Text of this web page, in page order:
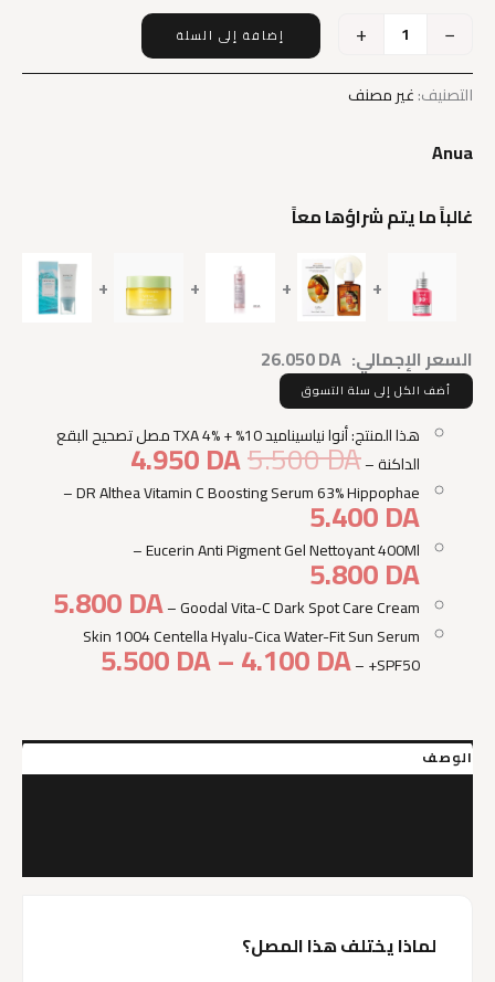
−
كمية
Anua
Niacinamide
10%
TXA
Spot
+ إضافة إلى السلة
التصنيف:غير مصنف
Anua
غالباً ما يتم شراؤها معاً
+
+
+
+
السعر الإجمالي: 26.050DA
أضف الكل إلى سلة التسوق
هذا المنتج: أنوا نياسيناميد 10% + TXA 4% مصل تصحيح البقع
الداكنة–
5.500DA السعر
الأصلي
هو:
4.950DA السعر
الحالي
هو:
DR Althea Vitamin C Boosting Serum 63% Hippophae
– 5.400DA
Eucerin Anti Pigment Gel Nettoyant 400Ml
– 5.800DA
Goodal Vita-C Dark Spot Care Cream
–
5.800DA
Skin 1004 Centella Hyalu-Cica Water-Fit Sun Serum
SPF50+
–
4.100DA
–
5.500DA نطاق
خلال
الوصف
لماذا يختلف هذا المصل؟